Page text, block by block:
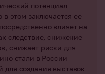
потенциал
в этом заключается ее
влияет на
следствие, снижение
снижает риски для
стали в России
создания выставок